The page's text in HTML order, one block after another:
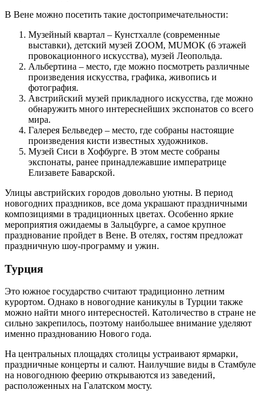
В Вене можно посетить такие достопримечательности:
Музейный квартал – Кунстхалле (современные
выставки), детский музей ZOOM, MUMOK (6 этажей
провокационного искусства), музей Леопольда.
Альбертина – место, где можно посмотреть различные
произведения искусства, графика, живопись и
фотография.
Австрийский музей прикладного искусства, где можно
обнаружить много интереснейших экспонатов со всего
мира.
Галерея Бельведер – место, где собраны настоящие
произведения кисти известных художников.
Музей Сиси в Хофбурге. В этом месте собраны
экспонаты, ранее принадлежавшие императрице
Елизавете Баварской.
Улицы австрийских городов довольно уютны. В период
новогодних праздников, все дома украшают праздничными
композициями в традиционных цветах. Особенно яркие
мероприятия ожидаемы в Зальцбурге, а самое крупное
празднование пройдет в Вене. В отелях, гостям предложат
праздничную шоу-программу и ужин.
Турция
Это южное государство считают традиционно летним
курортом. Однако в новогодние каникулы в Турции также
можно найти много интересностей. Католичество в стране не
сильно закрепилось, поэтому наибольшее внимание уделяют
именно празднованию Нового года.
На центральных площадях столицы устраивают ярмарки,
праздничные концерты и салют. Наилучшие виды в Стамбуле
на новогоднюю феерию открываются из заведений,
расположенных на Галатском мосту.